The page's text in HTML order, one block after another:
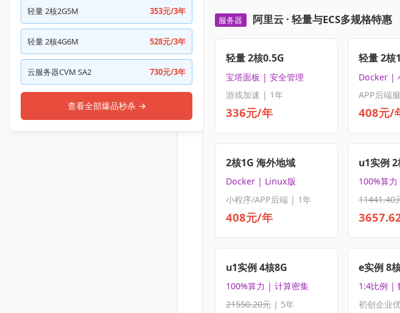
服务器 阿里云 · 轻量与ECS多规格特惠
轻量 2核0.5G
宝塔面板 | 安全管理
游戏加速 | 1年
336元/年
轻量 2核
Docker |
APP后端
408元/
2核1G 海外地域
Docker | Linux版
小程序/APP后端 | 1年
408元/年
u1实例 2
100%算
11441.40
u1实例 4核8G
100%算力 | 计算密集
21550.20元| 5年
e实例 8
1:4比例 |
初创企业
轻量 2核2G5M 353元/3年
轻量 2核4G6M 528元/3年
云服务器CVM SA2 730元/3年
查看全部爆品秒杀 →